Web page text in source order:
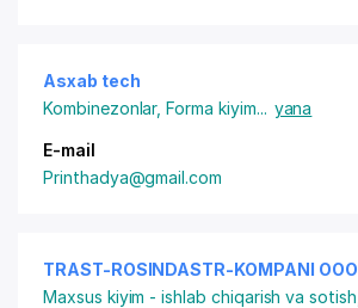
Asxab tech
Kombinezonlar,Forma kiyim... yana
E-mail
Printhadya@gmail.com
TRAST-ROSINDASTR-KOMPANI ООО
Maxsus kiyim - ishlab chiqarish va sotish